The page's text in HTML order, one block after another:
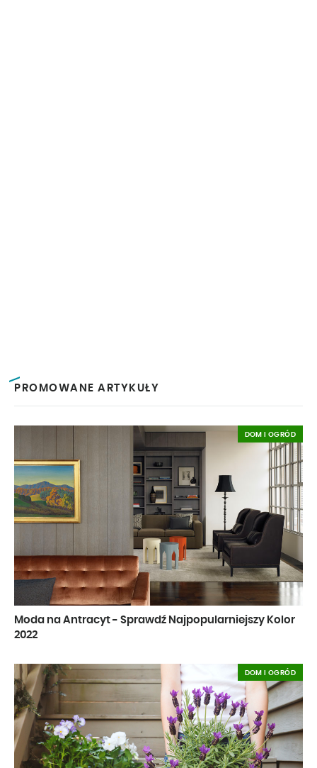
PROMOWANE ARTYKUŁY
Moda na Antracyt - Sprawdź Najpopularniejszy Kolor
2022
DOM I OGRÓD
DOM I OGRÓD